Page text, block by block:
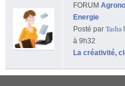
FORUM
Energie
Posté par Tasha
à 9h32
La créativité,